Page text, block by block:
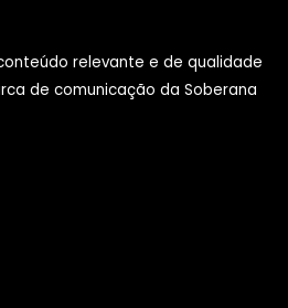
relevante e de qualidade
de comunicação da Soberana